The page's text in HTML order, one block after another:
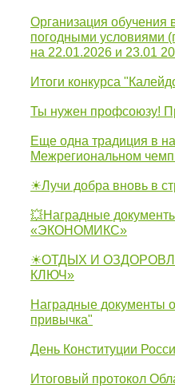
Организация обучения
погодными условиями
на 22.01.2026 и 23.01
Итоги конкурса
Ты нужен профсоюзу!
Еще одна традиция в
Межрегиональном
☀Лучи добра вновь в
💥Наградные
«ЭКОНОМИКС»
☀ОТДЫХ И
КЛЮЧ»
Наградные документы
привычка"
День Конституции
Итоговый протокол